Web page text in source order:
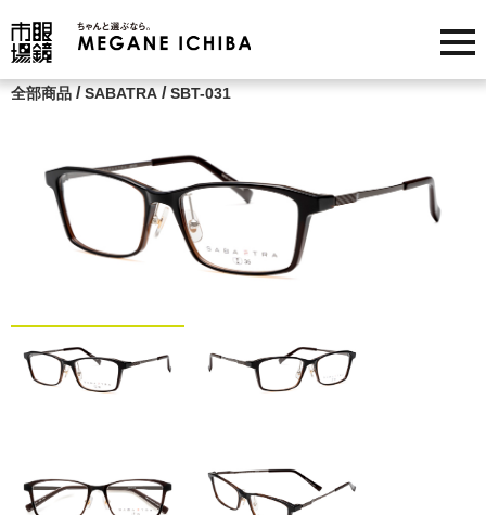
全部商品 /SABATRA /SBT-031